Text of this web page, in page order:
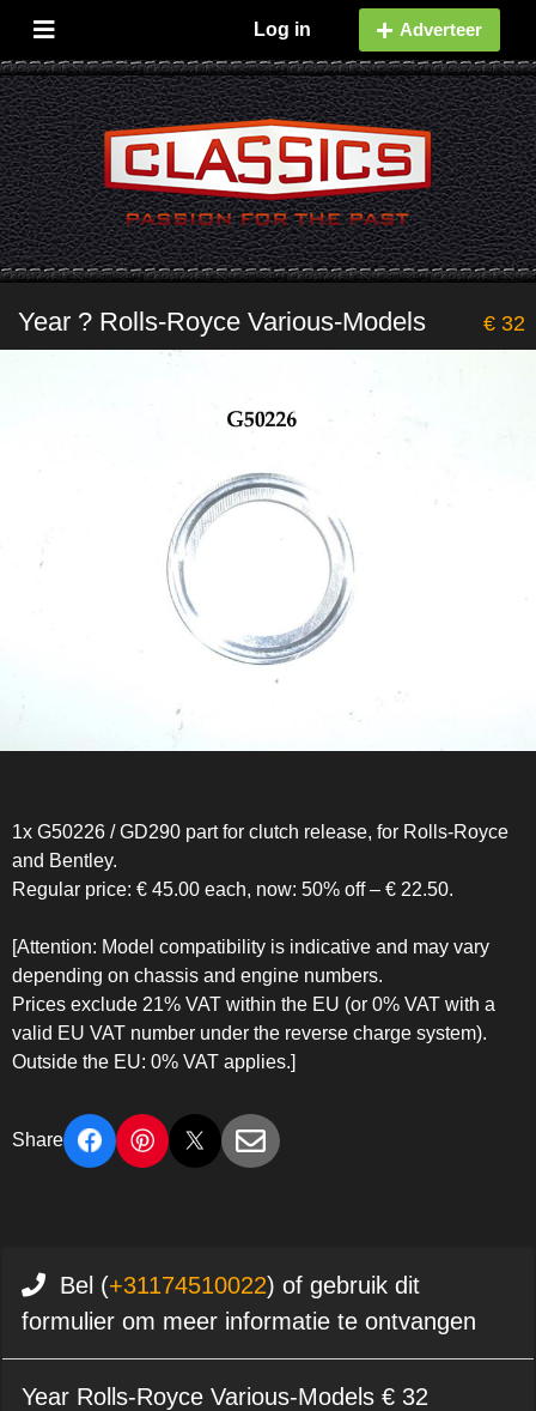
Log in Adverteer
Year ? Rolls-Royce Various-Models € 32
1x G50226 / GD290 part for clutch release, for Rolls-Royce
and Bentley.
Regular price: € 45.00 each, now: 50% off – € 22.50.
[Attention: Model compatibility is indicative and may vary
depending on chassis and engine numbers.
Prices exclude 21% VAT within the EU (or 0% VAT with a
valid EU VAT number under the reverse charge system).
Outside the EU: 0% VAT applies.]
Share
Bel (+31174510022) of gebruik dit
formulier om meer informatie te ontvangen
Year Rolls-Royce Various-Models € 32